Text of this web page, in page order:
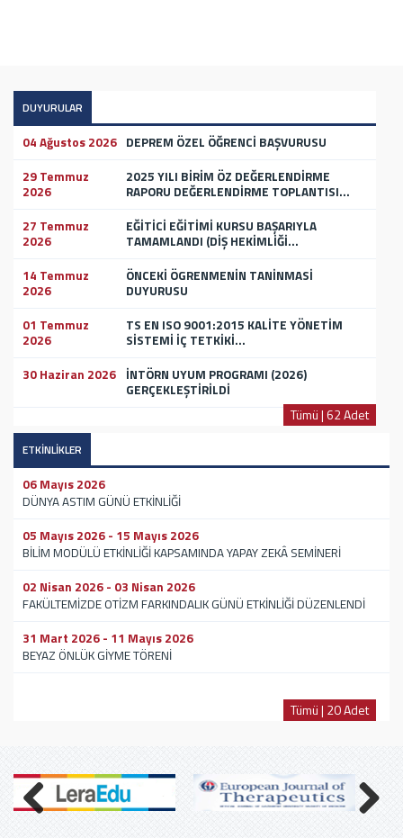
DUYURULAR
04 Ağustos 2026 DEPREM ÖZEL ÖĞRENCİ BAŞVURUSU
29 Temmuz
2026
2025 YILI BİRİM ÖZ DEĞERLENDİRME
RAPORU DEĞERLENDİRME TOPLANTISI...
27 Temmuz
2026
EĞİTİCİ EĞİTİMİ KURSU BAŞARIYLA
TAMAMLANDI (DİŞ HEKİMLİĞİ...
14 Temmuz
2026
ÖNCEKİ ÖGRENMENİN TANİNMASİ
DUYURUSU
01 Temmuz
2026
TS EN ISO 9001:2015 KALİTE YÖNETİM
SİSTEMİ İÇ TETKİKİ...
30 Haziran 2026 İNTÖRN UYUM PROGRAMI (2026)
GERÇEKLEŞTİRİLDİ
Tümü | 62 Adet
ETKİNLİKLER
06 Mayıs 2026
DÜNYA ASTIM GÜNÜ ETKİNLİĞİ
05 Mayıs 2026 - 15 Mayıs 2026
BİLİM MODÜLÜ ETKİNLİĞİ KAPSAMINDA YAPAY ZEKÂ SEMİNERİ
02 Nisan 2026 - 03 Nisan 2026
FAKÜLTEMİZDE OTİZM FARKINDALIK GÜNÜ ETKİNLİĞİ DÜZENLENDİ
31 Mart 2026 - 11 Mayıs 2026
BEYAZ ÖNLÜK GİYME TÖRENİ
Tümü | 20 Adet